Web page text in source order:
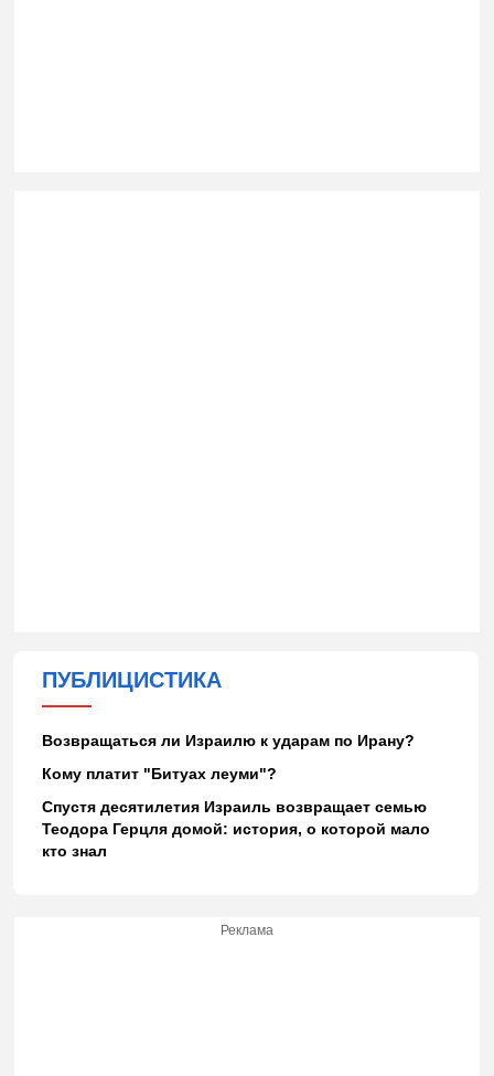
ПУБЛИЦИСТИКА
Возвращаться ли Израилю к ударам по Ирану?
Кому платит "Битуах леуми"?
Спустя десятилетия Израиль возвращает семью
Теодора Герцля домой: история, о которой мало
кто знал
Реклама